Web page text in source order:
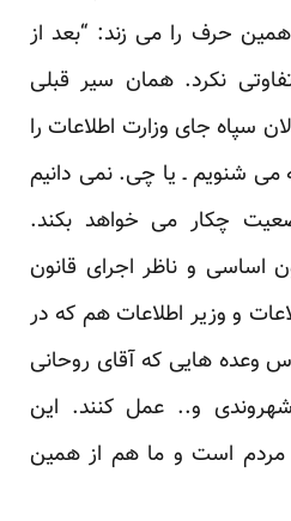
حرف را می زند: “بعد از
نکرد. همان سیر قبلی
سپاه جای وزارت اطلاعات را
می شنویم ـ یا چی. نمی دانیم
چکار می خواهد بکند.
اساسی و ناظر اجرای قانون
و وزیر اطلاعات هم که در
وعده هایی که آقای روحانی
و.. عمل کنند. این
است و ما هم از همین